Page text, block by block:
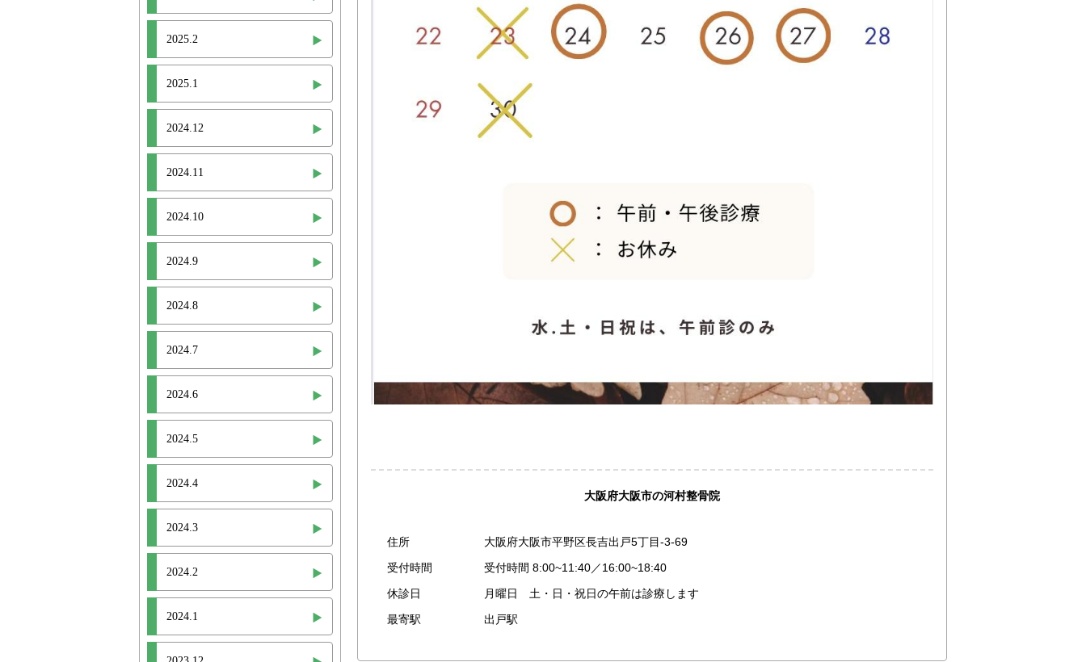
大阪府大阪市の河村整骨院
住所
大阪府大阪市平野区長吉出戸5丁目-3-69
受付時間
受付時間 8:00~11:40／16:00~18:40
休診日
月曜日 土・日・祝日の午前は診療します
最寄駅
出戸駅
2025.2
2025.1
2024.12
2024.11
2024.10
2024.9
2024.8
2024.7
2024.6
2024.5
2024.4
2024.3
2024.2
2024.1